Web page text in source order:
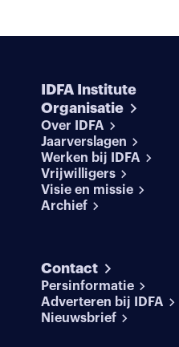
IDFA Institute
Organisatie
Over IDFA
Jaarverslagen
Werken bij IDFA
Vrijwilligers
Visie en missie
Archief
Contact
Persinformatie
Adverteren bij IDFA
Nieuwsbrief